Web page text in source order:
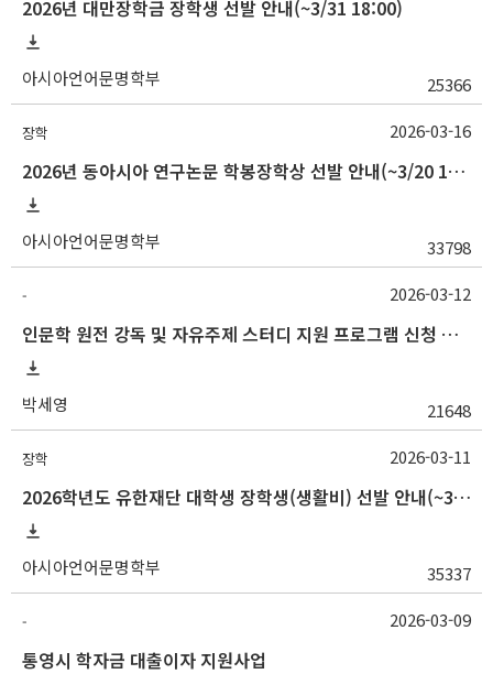
2026년 대만장학금 장학생 선발 안내(~3/31 18:00)
아시아언어문명학부 25366
장학
2026년 동아시아 연구논문 학봉장학상 선발 안내(~3/20 10:00)
아시아언어문명학부 33798
2026-03-16
-
인문학 원전 강독 및 자유주제 스터디 지원 프로그램 신청 안내
박세영 21648
2026-03-12
장학
2026학년도 유한재단 대학생 장학생(생활비) 선발 안내(~3/16 10:00)
아시아언어문명학부 35337
2026-03-11
-
통영시 학자금 대출이자 지원사업
2026-03-09